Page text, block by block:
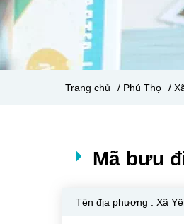
Trang chủ / Phú Thọ /
Mã bưu
Tên địa phương : Xã